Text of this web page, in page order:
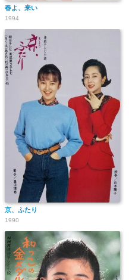
春よ、来い
1994
京、ふたり
1990